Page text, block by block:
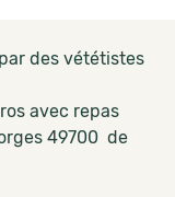
des vététistes
avec repas
49700 de